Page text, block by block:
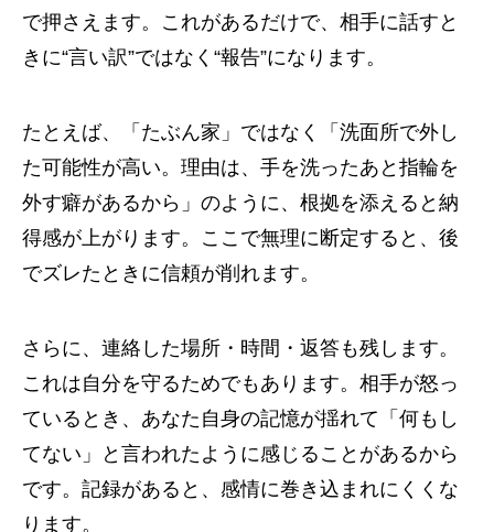
で押さえます。これがあるだけで、相手に話すと
きに“言い訳”ではなく“報告”になります。
たとえば、「たぶん家」ではなく「洗面所で外し
た可能性が高い。理由は、手を洗ったあと指輪を
外す癖があるから」のように、根拠を添えると納
得感が上がります。ここで無理に断定すると、後
でズレたときに信頼が削れます。
さらに、連絡した場所・時間・返答も残します。
これは自分を守るためでもあります。相手が怒っ
ているとき、あなた自身の記憶が揺れて「何もし
てない」と言われたように感じることがあるから
です。記録があると、感情に巻き込まれにくくな
ります。